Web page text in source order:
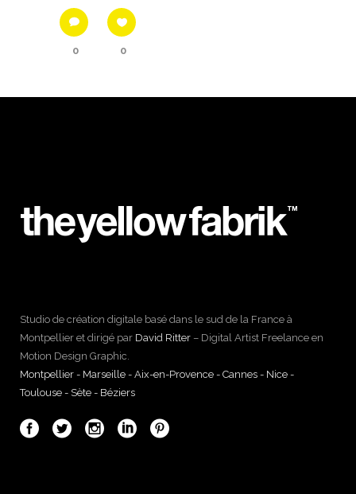
0 0
Studio de création digitale basé dans le sud de la France à
Montpellier et dirigé par David Ritter – Digital Artist Freelance en
Motion Design Graphic.
Montpellier - Marseille - Aix-en-Provence - Cannes - Nice -
Toulouse - Sète - Béziers